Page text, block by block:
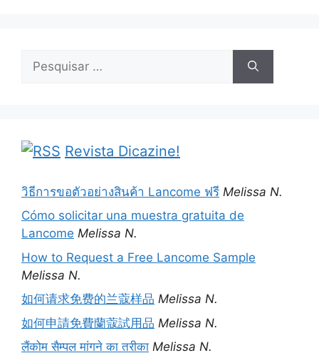
por:
Revista Dicazine!
วิธีการขอตัวอย่างสินค้า Lancome ฟรี Melissa N.
Cómo solicitar una muestra gratuita de
Lancome Melissa N.
How to Request a Free Lancome Sample
Melissa N.
如何请求免费的兰蔻样品 Melissa N.
如何申請免費蘭蔻試用品 Melissa N.
लैंकोम सैम्पल मांगने का तरीका Melissa N.